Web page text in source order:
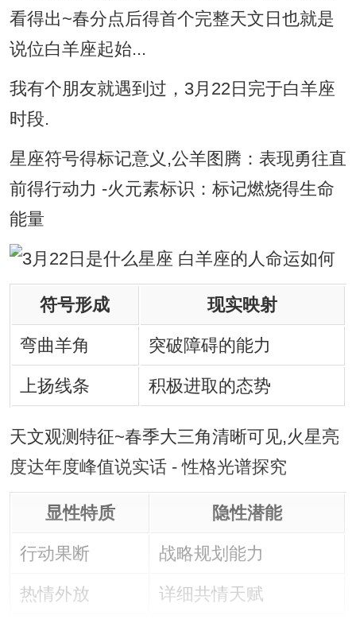
看得出~春分点后得首个完整天文日也就是
说位白羊座起始...
我有个朋友就遇到过，3月22日完于白羊座
时段.
星座符号得标记意义,公羊图腾：表现勇往直
前得行动力 -火元素标识：标记燃烧得生命
能量
符号形成 现实映射
弯曲羊角 突破障碍的能力
上扬线条 积极进取的态势
天文观测特征~春季大三角清晰可见,火星亮
度达年度峰值说实话 - 性格光谱探究
显性特质 隐性潜能
行动果断 战略规划能力
热情外放 详细共情天赋